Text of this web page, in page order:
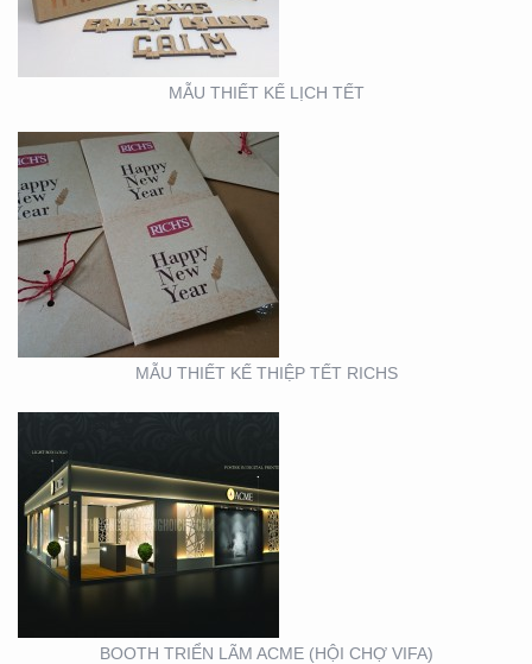
MẪU THIẾT KẾ LỊCH TẾT
MẪU THIẾT KẾ THIỆP TẾT RICHS
BOOTH TRIỂN LÃM
ACME (HỘI CHỢ VIFA)
BOOTH TRIỂN LÃM ACME (HỘI CHỢ VIFA)
BOOTH TRIỂN LÃM
CITIGYM ( TẠI HỘI CHỢ
EXPO_NOVOLAND)